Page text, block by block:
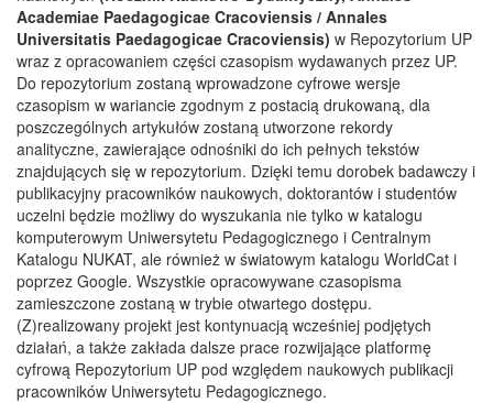
Academiae Paedagogicae Cracoviensis / Annales
Universitatis Paedagogicae Cracoviensis) w Repozytorium UP
wraz z opracowaniem części czasopism wydawanych przez UP.
Do repozytorium zostaną wprowadzone cyfrowe wersje
czasopism w wariancie zgodnym z postacią drukowaną, dla
poszczególnych artykułów zostaną utworzone rekordy
analityczne, zawierające odnośniki do ich pełnych tekstów
znajdujących się w repozytorium. Dzięki temu dorobek badawczy i
publikacyjny pracowników naukowych, doktorantów i studentów
uczelni będzie możliwy do wyszukania nie tylko w katalogu
komputerowym Uniwersytetu Pedagogicznego i Centralnym
Katalogu NUKAT, ale również w światowym katalogu WorldCat i
poprzez Google. Wszystkie opracowywane czasopisma
zamieszczone zostaną w trybie otwartego dostępu.
(Z)realizowany projekt jest kontynuacją wcześniej podjętych
działań, a także zakłada dalsze prace rozwijające platformę
cyfrową Repozytorium UP pod względem naukowych publikacji
pracowników Uniwersytetu Pedagogicznego.